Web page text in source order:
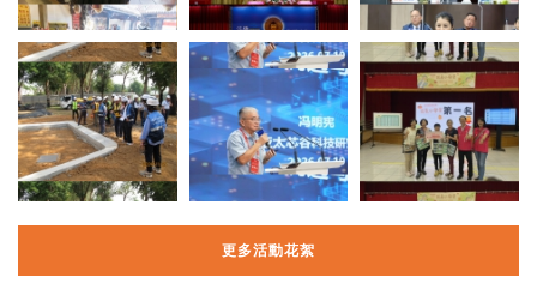
更多活動花絮